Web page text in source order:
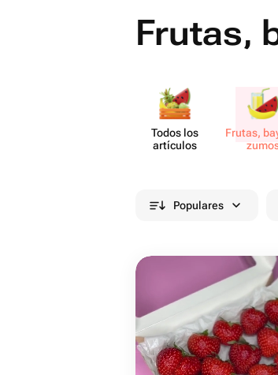
Frutas,
Todos los
artículos
Frutas,
Populares